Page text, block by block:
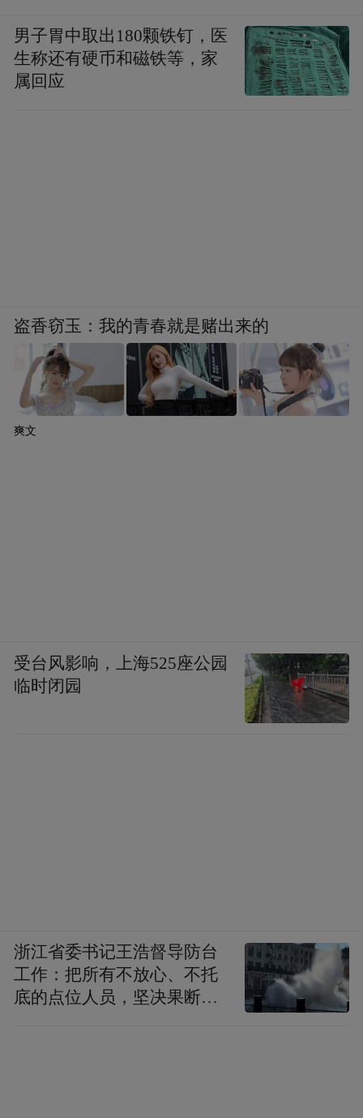
男子胃中取出180颗铁钉，医
生称还有硬币和磁铁等，家
属回应
盗香窃玉：我的青春就是赌出来的
爽文
受台风影响，上海525座公园
临时闭园
浙江省委书记王浩督导防台
工作：把所有不放心、不托
底的点位人员，坚决果断转